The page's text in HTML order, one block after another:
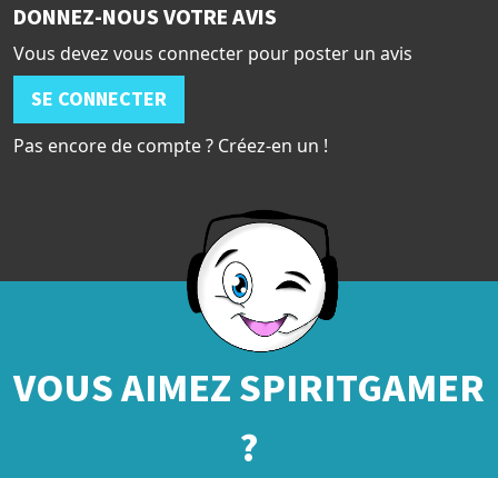
DONNEZ-NOUS VOTRE AVIS
Vous devez vous connecter pour poster un avis
SE CONNECTER
Pas encore de compte ? Créez-en un !
VOUS AIMEZ SPIRITGAMER
?